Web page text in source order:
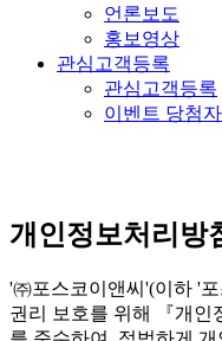
언론보도
홍보영상
관심고객등록
관심고객등록
이벤트 당첨
개인정보처리방
'㈜포스코이앤씨'(이하 '
권리 보호를 위해 『개인